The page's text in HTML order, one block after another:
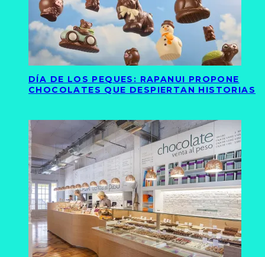
DÍA DE LOS PEQUES: RAPANUI PROPONE
CHOCOLATES QUE DESPIERTAN HISTORIAS